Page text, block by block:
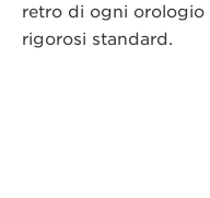
retro di ogni orologio
rigorosi standard.